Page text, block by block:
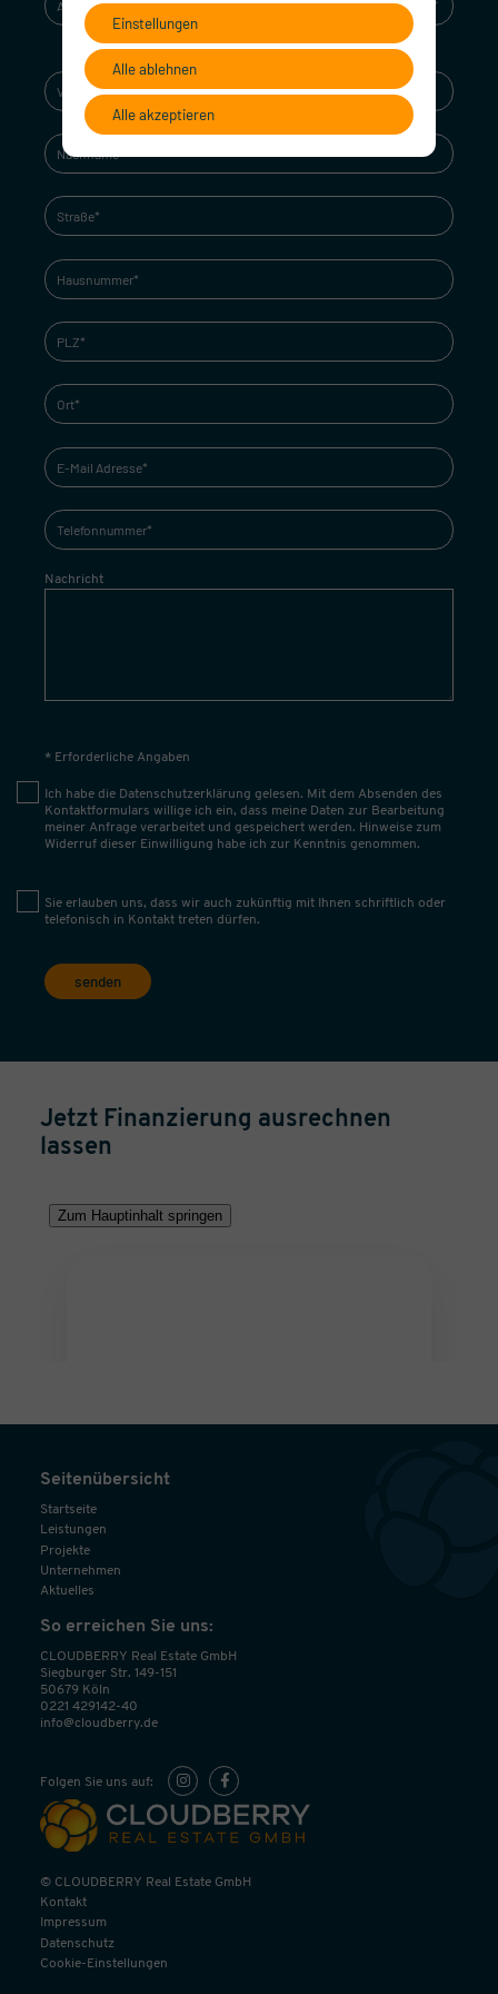
Nachricht
* Erforderliche Angaben
Ich habe die Datenschutzerklärung gelesen. Mit dem Absenden des
Kontaktformulars willige ich ein, dass meine Daten zur Bearbeitung
meiner Anfrage verarbeitet und gespeichert werden. Hinweise zum
Widerruf dieser Einwilligung habe ich zur Kenntnis genommen.
Sie erlauben uns, dass wir auch zukünftig mit Ihnen schriftlich oder
telefonisch in Kontakt treten dürfen.
senden
Jetzt Finanzierung ausrechnen
lassen
Seitenübersicht
Startseite
Leistungen
Projekte
Unternehmen
Aktuelles
So erreichen Sie uns:
CLOUDBERRY Real Estate GmbH
Siegburger Str. 149-151
50679 Köln
0221 429142-40
info@cloudberry.de
Folgen Sie uns auf:
© CLOUDBERRY Real Estate GmbH
Kontakt
Impressum
Datenschutz
Cookie-Einstellungen
Einstellungen
Alle ablehnen
Alle akzeptieren